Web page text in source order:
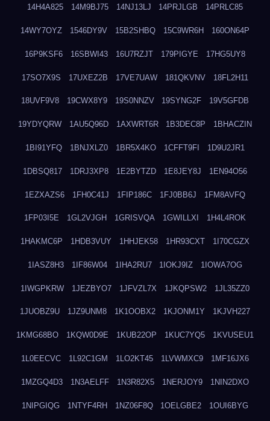
14H4A825 14M9BJ75 14NJ13LJ 14PRJLGB 14PRLC85
14WY7OYZ 1546DY9V 15B2SHBQ 15C9WR6H 160ON64P
16P9KSF6 16SBWI43 16U7RZJT 179PIGYE 17HG5UY8
17SO7X9S 17UXEZ2B 17VE7UAW 181QKVNV 18FL2H11
18UVF9V8 19CWX8Y9 19S0NNZV 19SYNG2F 19V5GFDB
19YDYQRW 1AU5Q96D 1AXWRT6R 1B3DEC8P 1BHACZIN
1BI91YFQ 1BNJXLZ0 1BR5X4KO 1CFFT9FI 1D9U2JR1
1DBSQ817 1DRJ3XP8 1E2BYTZD 1E8JEY8J 1EN94O56
1EZXAZS6 1FH0C41J 1FIP186C 1FJ0BB6J 1FM8AVFQ
1FP03I5E 1GL2VJGH 1GRISVQA 1GWILLXI 1H4L4ROK
1HAKMC6P 1HDB3VUY 1HHJEK58 1HR93CXT 1I70CGZX
1IASZ8H3 1IF86W04 1IHA2RU7 1IOKJ9IZ 1IOWA7OG
1IWGPKRW 1JEZBYO7 1JFVZL7X 1JKQPSW2 1JL35ZZ0
1JUOBZ9U 1JZ9UNM8 1K1OOBX2 1KJONM1Y 1KJVH227
1KMG68BO 1KQW0D9E 1KUB22OP 1KUC7YQ5 1KVUSEU1
1L0EECVC 1L92C1GM 1LO2KT45 1LVWMXC9 1MF16JX6
1MZGQ4D3 1N3AELFF 1N3R82X5 1NERJOY9 1NIN2DXO
1NIPGIQG 1NTYF4RH 1NZ06F8Q 1OELGBE2 1OUI6BYG